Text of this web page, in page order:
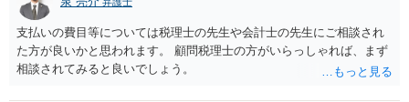
支払いの費目等については税理士の先生や会計士の先生にご相談され
た方が良いかと思われます。 顧問税理士の方がいらっしゃれば、まず
相談されてみると良いでしょう。